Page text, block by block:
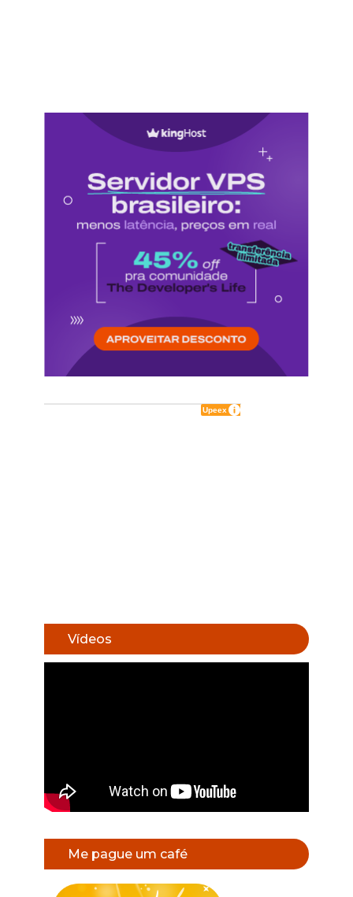
Vídeos
Me pague um café